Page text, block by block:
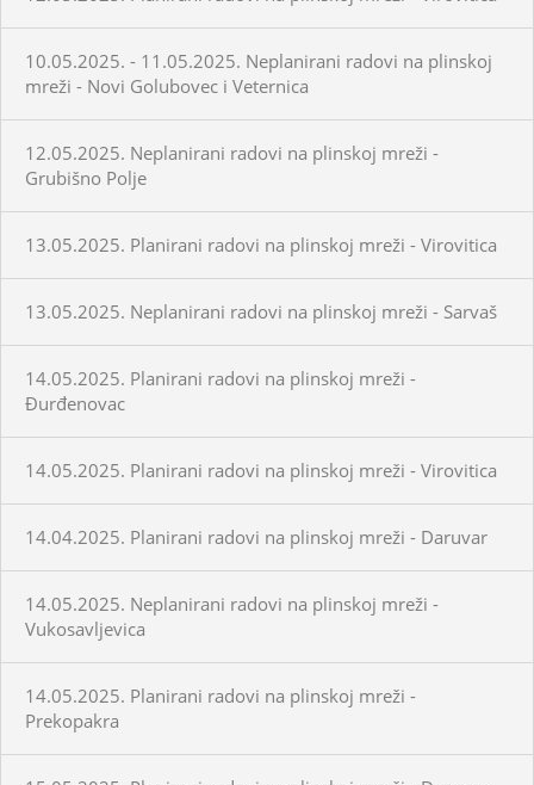
10.05.2025. - 11.05.2025. Neplanirani radovi na plinskoj
mreži - Novi Golubovec i Veternica
12.05.2025. Neplanirani radovi na plinskoj mreži -
Grubišno Polje
13.05.2025. Planirani radovi na plinskoj mreži - Virovitica
13.05.2025. Neplanirani radovi na plinskoj mreži - Sarvaš
14.05.2025. Planirani radovi na plinskoj mreži -
Đurđenovac
14.05.2025. Planirani radovi na plinskoj mreži - Virovitica
14.04.2025. Planirani radovi na plinskoj mreži - Daruvar
14.05.2025. Neplanirani radovi na plinskoj mreži -
Vukosavljevica
14.05.2025. Planirani radovi na plinskoj mreži -
Prekopakra